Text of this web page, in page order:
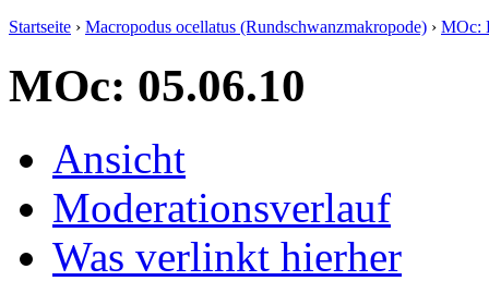
Startseite › Macropodus ocellatus (Rundschwanzmakropode) › MOc:
MOc: 05.06.10
Ansicht
Moderationsverlauf
Was verlinkt hierher